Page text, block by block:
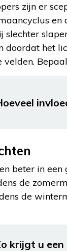
zijn er
slechter
doordat het
beter in
de
de
krijgt u